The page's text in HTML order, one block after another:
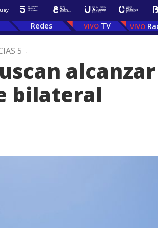
Redes TV
5 .
bilateral